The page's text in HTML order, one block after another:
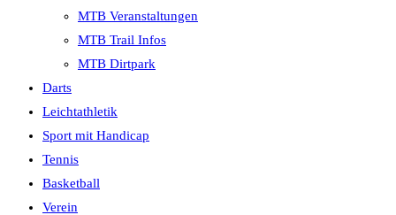
MTB Veranstaltungen
MTB Trail Infos
MTB Dirtpark
Darts
Leichtathletik
Sport mit Handicap
Tennis
Basketball
Verein